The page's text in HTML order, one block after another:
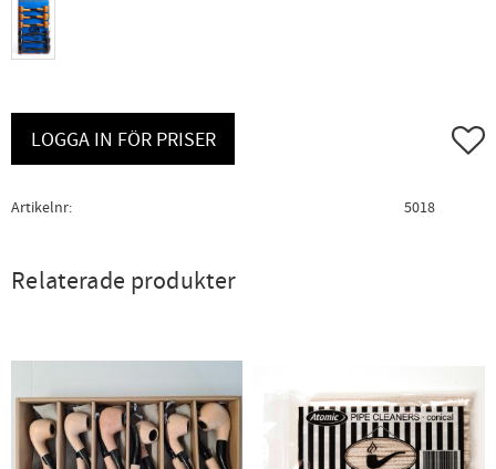
LOGGA IN FÖR PRISER Lägg
Artikelnr 5018
Relaterade produkter